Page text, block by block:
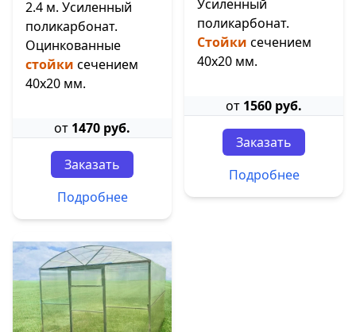
2.4 м. Усиленный
поликарбонат.
Оцинкованные
стойки сечением
40х20 мм.
от 1470 руб.
Заказать
Подробнее
Усиленный
поликарбонат.
Стойки сечением
40х20 мм.
от 1560 руб.
Заказать
Подробнее